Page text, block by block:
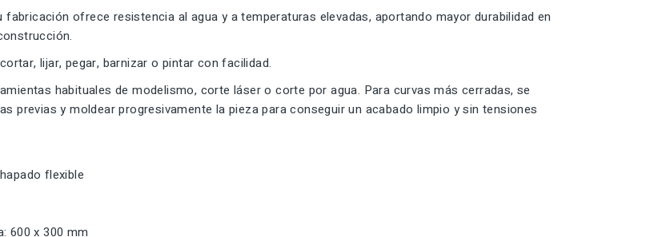
fabricación ofrece resistencia al agua y a temperaturas elevadas, aportando mayor durabilidad en
lijar, pegar, barnizar o pintar con facilidad.
habituales de modelismo, corte láser o corte por agua. Para curvas más cerradas, se
previas y moldear progresivamente la pieza para conseguir un acabado limpio y sin tensiones
flexible
600 x 300 mm